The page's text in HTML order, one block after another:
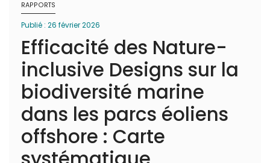
RAPPORTS
Publié : 26 février 2026
Efficacité des Nature-
inclusive Designs sur la
biodiversité marine
dans les parcs éoliens
offshore : Carte